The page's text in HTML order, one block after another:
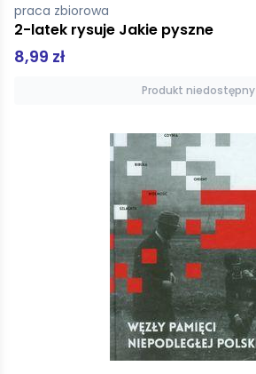
praca zbiorowa
2-latek rysuje Jakie pyszne
8,99 zł
Produkt niedostępny